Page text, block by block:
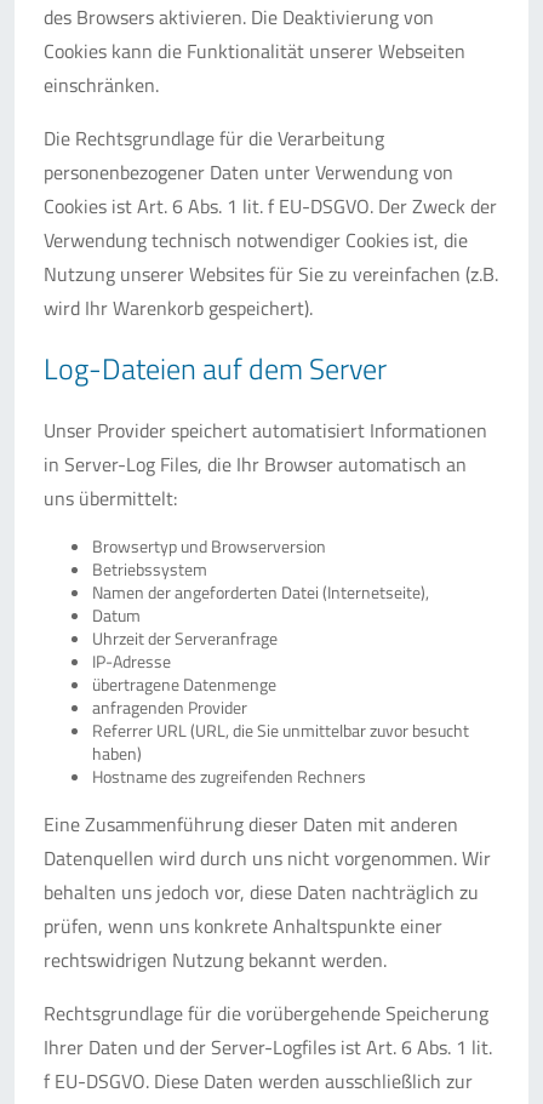
des Browsers aktivieren. Die Deaktivierung von
Cookies kann die Funktionalität unserer Webseiten
einschränken.
Die Rechtsgrundlage für die Verarbeitung
personenbezogener Daten unter Verwendung von
Cookies ist Art. 6 Abs. 1 lit. f EU-DSGVO. Der Zweck der
Verwendung technisch notwendiger Cookies ist, die
Nutzung unserer Websites für Sie zu vereinfachen (z.B.
wird Ihr Warenkorb gespeichert).
Log-Dateien auf dem Server
Unser Provider speichert automatisiert Informationen
in Server-Log Files, die Ihr Browser automatisch an
uns übermittelt:
Browsertyp und Browserversion
Betriebssystem
Namen der angeforderten Datei (Internetseite),
Datum
Uhrzeit der Serveranfrage
IP-Adresse
übertragene Datenmenge
anfragenden Provider
Referrer URL (URL, die Sie unmittelbar zuvor besucht
haben)
Hostname des zugreifenden Rechners
Eine Zusammenführung dieser Daten mit anderen
Datenquellen wird durch uns nicht vorgenommen. Wir
behalten uns jedoch vor, diese Daten nachträglich zu
prüfen, wenn uns konkrete Anhaltspunkte einer
rechtswidrigen Nutzung bekannt werden.
Rechtsgrundlage für die vorübergehende Speicherung
Ihrer Daten und der Server-Logfiles ist Art. 6 Abs. 1 lit.
f EU-DSGVO. Diese Daten werden ausschließlich zur